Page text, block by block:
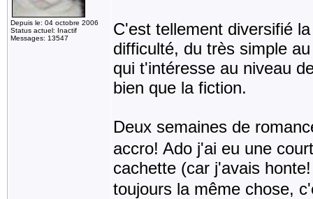
Depuis le: 04 octobre 2006
Status actuel: Inactif
Messages: 13547
C'est tellement diversifié
difficulté, du très simple
qui t'intéresse au niveau
bien que la fiction.
Deux semaines de
accro! Ado j'ai eu une
cachette (car j'avais
toujours la même chose,